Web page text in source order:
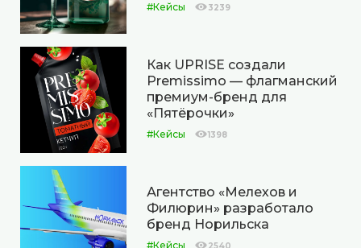
#Кейсы 3239
Как UPRISE создали
Premissimo — флагманский
премиум-бренд для
«Пятёрочки»
#Кейсы 1398
Агентство «Мелехов и
Филюрин» разработало
бренд Норильска
#Кейсы 2540